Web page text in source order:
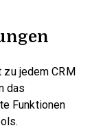
jedem CRM
das
Funktionen